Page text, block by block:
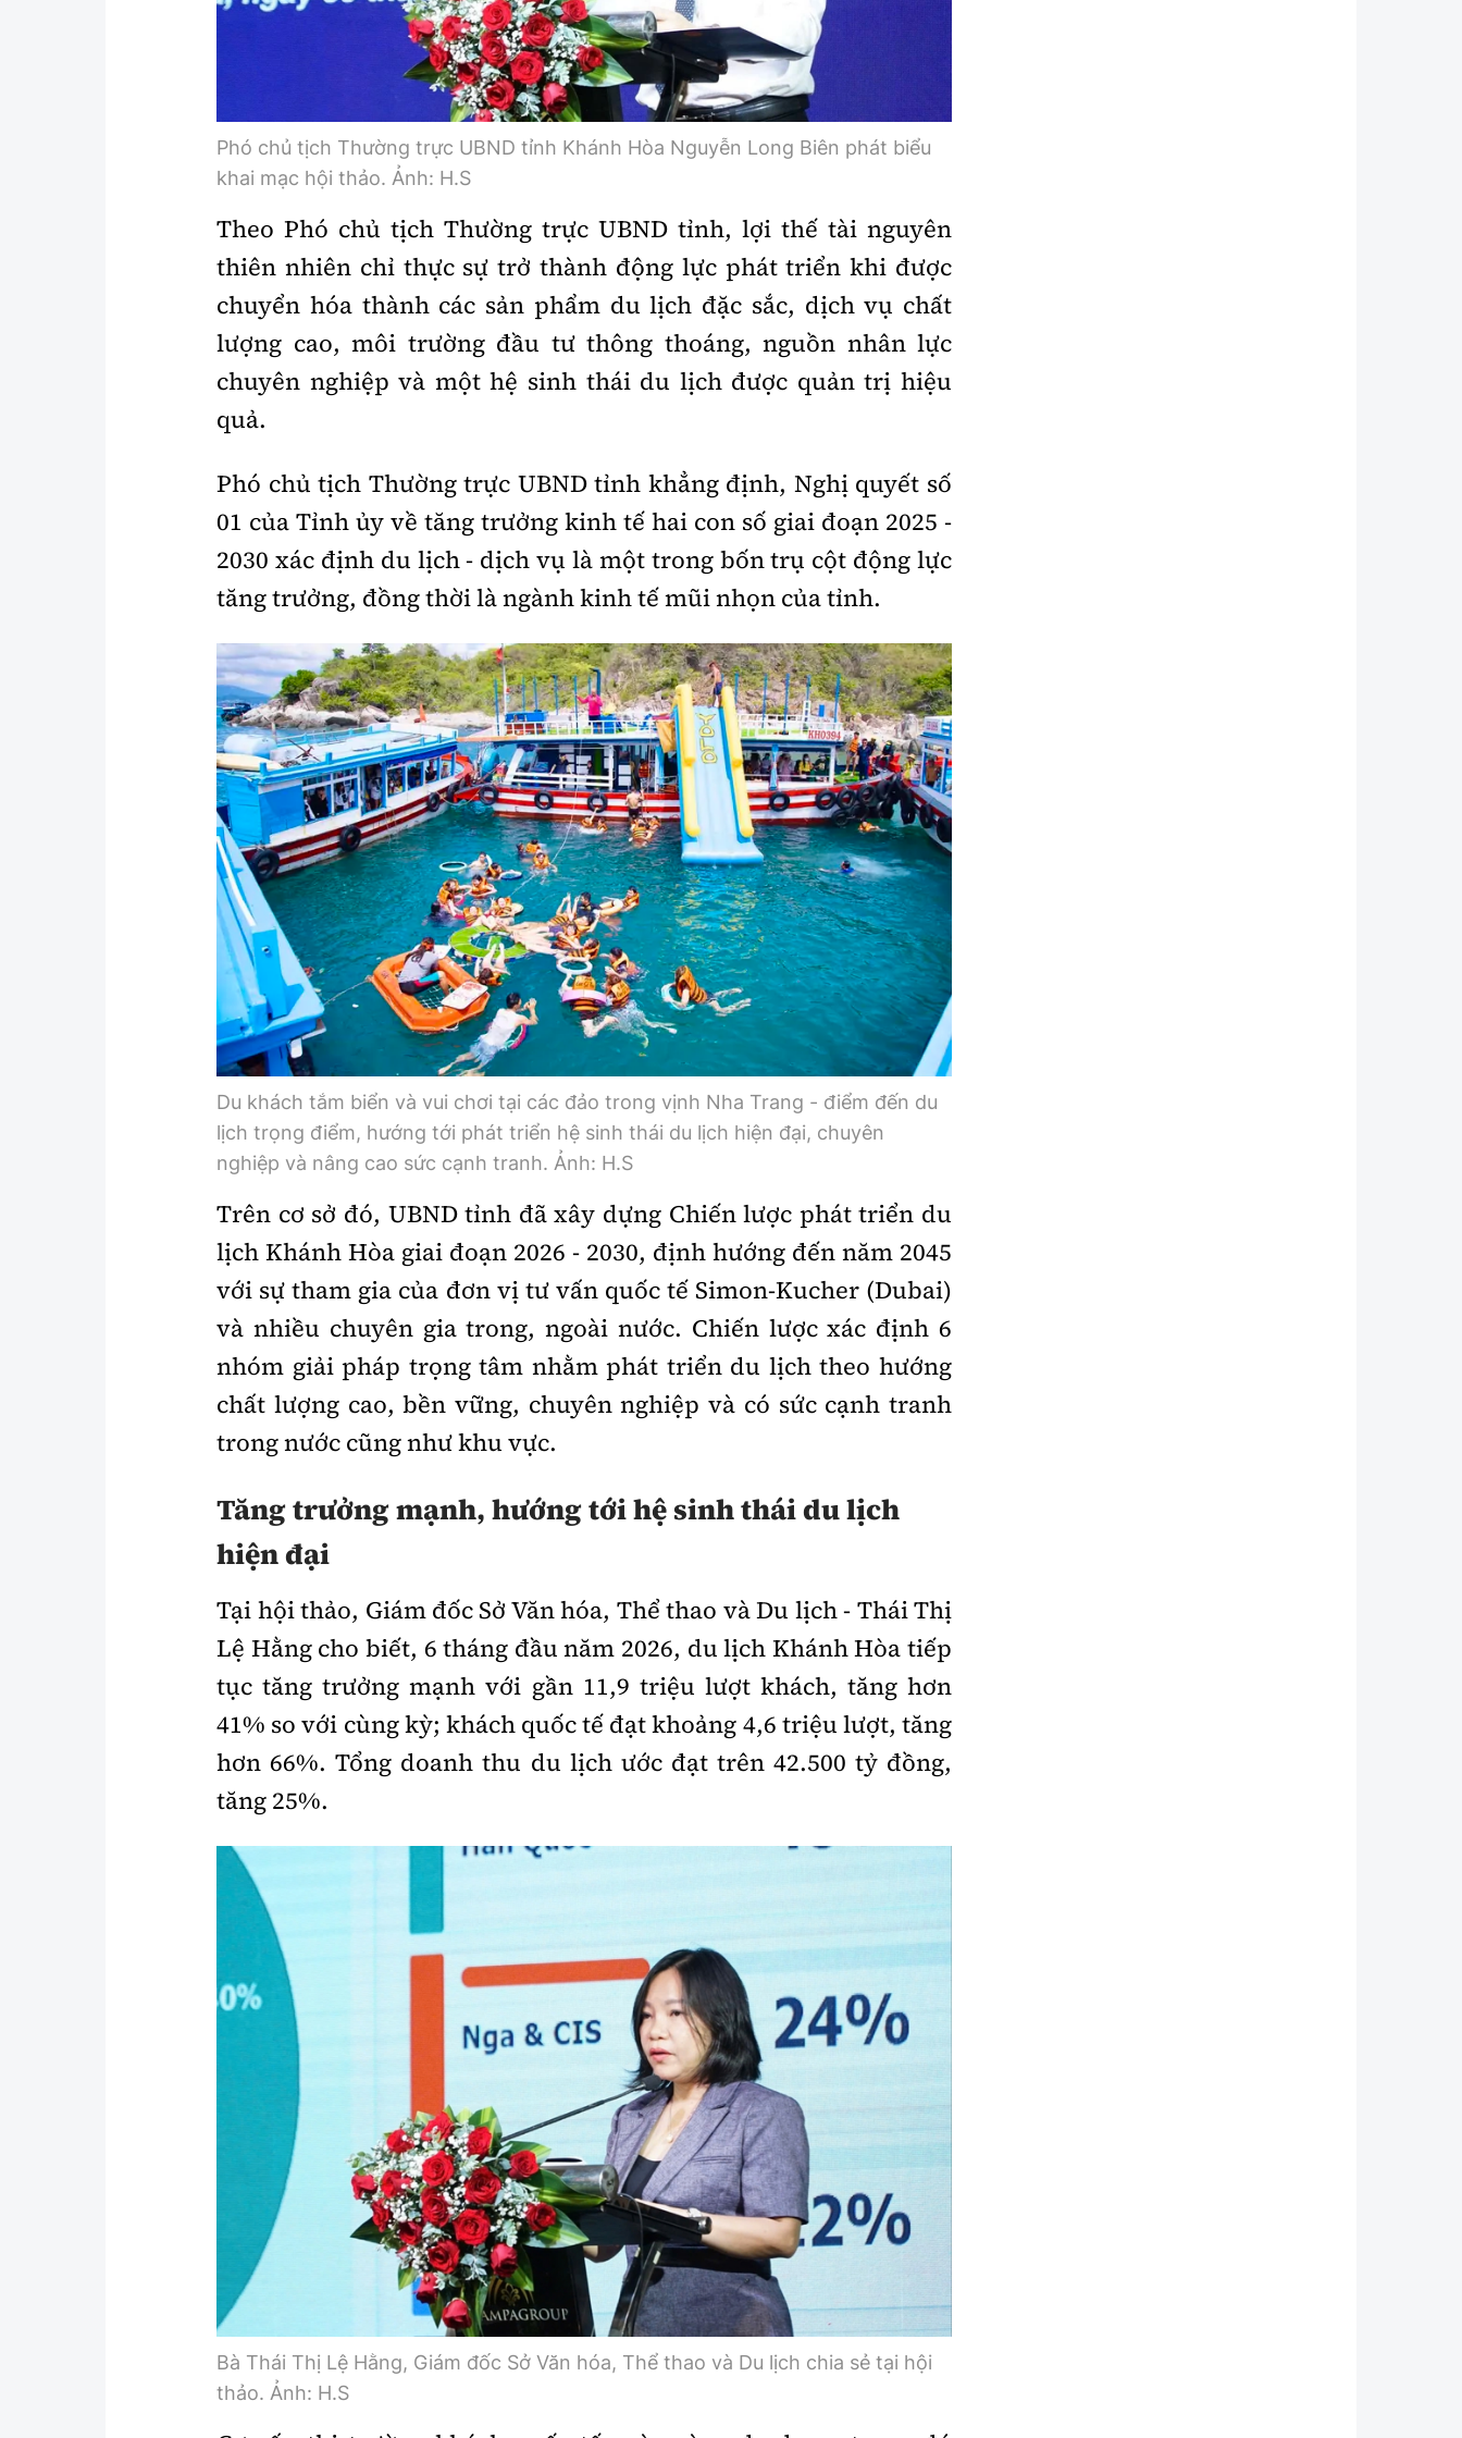
Phó chủ tịch Thường trực UBND tỉnh Khánh Hòa Nguyễn Long Biên phát biểu
khai mạc hội thảo. Ảnh: H.S
Theo Phó chủ tịch Thường trực UBND tỉnh, lợi thế tài nguyên
thiên nhiên chỉ thực sự trở thành động lực phát triển khi được
chuyển hóa thành các sản phẩm du lịch đặc sắc, dịch vụ chất
lượng cao, môi trường đầu tư thông thoáng, nguồn nhân lực
chuyên nghiệp và một hệ sinh thái du lịch được quản trị hiệu
quả.
Phó chủ tịch Thường trực UBND tỉnh khẳng định, Nghị quyết số
01 của Tỉnh ủy về tăng trưởng kinh tế hai con số giai đoạn 2025 -
2030 xác định du lịch - dịch vụ là một trong bốn trụ cột động lực
tăng trưởng, đồng thời là ngành kinh tế mũi nhọn của tỉnh.
Du khách tắm biển và vui chơi tại các đảo trong vịnh Nha Trang - điểm đến du
lịch trọng điểm, hướng tới phát triển hệ sinh thái du lịch hiện đại, chuyên
nghiệp và nâng cao sức cạnh tranh. Ảnh: H.S
Trên cơ sở đó, UBND tỉnh đã xây dựng Chiến lược phát triển du
lịch Khánh Hòa giai đoạn 2026 - 2030, định hướng đến năm 2045
với sự tham gia của đơn vị tư vấn quốc tế Simon-Kucher (Dubai)
và nhiều chuyên gia trong, ngoài nước. Chiến lược xác định 6
nhóm giải pháp trọng tâm nhằm phát triển du lịch theo hướng
chất lượng cao, bền vững, chuyên nghiệp và có sức cạnh tranh
trong nước cũng như khu vực.
Tăng trưởng mạnh, hướng tới hệ sinh thái du lịch
hiện đại
Tại hội thảo, Giám đốc Sở Văn hóa, Thể thao và Du lịch - Thái Thị
Lệ Hằng cho biết, 6 tháng đầu năm 2026, du lịch Khánh Hòa tiếp
tục tăng trưởng mạnh với gần 11,9 triệu lượt khách, tăng hơn
41% so với cùng kỳ; khách quốc tế đạt khoảng 4,6 triệu lượt, tăng
hơn 66%. Tổng doanh thu du lịch ước đạt trên 42.500 tỷ đồng,
tăng 25%.
Bà Thái Thị Lệ Hằng, Giám đốc Sở Văn hóa, Thể thao và Du lịch chia sẻ tại hội
thảo. Ảnh: H.S